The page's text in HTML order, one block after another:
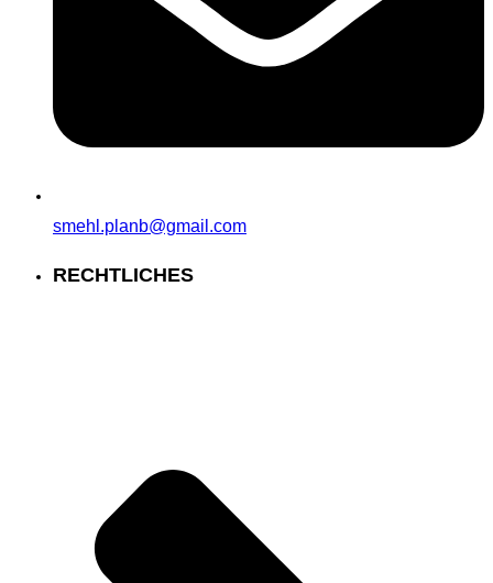
smehl.planb@gmail.com
RECHTLICHES